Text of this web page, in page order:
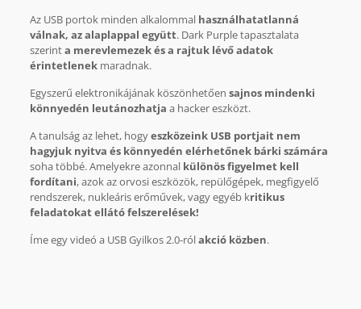
Az USB portok minden alkalommal használhatatlanná
válnak, az alaplappal együtt. Dark Purple tapasztalata
szerinta merevlemezek és a rajtuk lévő adatok
érintetlenekmaradnak.
Egyszerű elektronikájának köszönhetően sajnos mindenki
könnyedén leutánozhatja a hacker eszközt.
A tanulság az lehet, hogyeszközeink USB portjait nem
hagyjuk nyitva és könnyedén elérhetőnek bárki számára
soha többé. Amelyekre azonnal különös figyelmet kell
fordítani, azok az orvosi eszközök, repülőgépek, megfigyelő
rendszerek, nukleáris erőművek, vagy egyéb kritikus
feladatokat ellátó felszerelések!
Íme egy videó a USB Gyilkos 2.0-rólakció közben.